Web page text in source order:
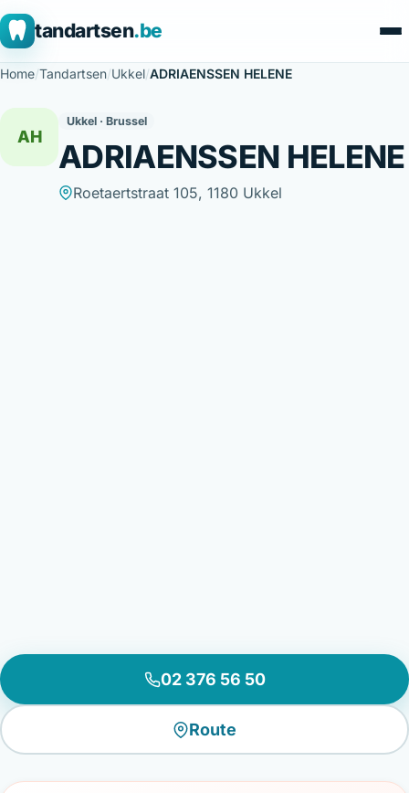
tandartsen.be
Home/Tandartsen/Ukkel/ADRIAENSSEN HELENE
AH
Ukkel · Brussel
ADRIAENSSEN HELENE
Roetaertstraat 105, 1180 Ukkel
02 376 56 50
Route